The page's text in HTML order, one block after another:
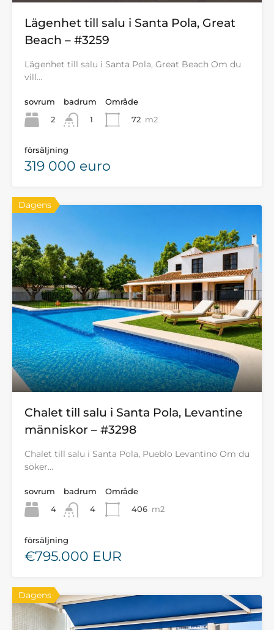
Lägenhet till salu i Santa Pola, Great
Beach – #3259
Lägenhet till salu i Santa Pola, Great Beach Om du
vill…
sovrum
2
badrum
1
Område
72 m2
försäljning
319 000 euro
Dagens
Chalet till salu i Santa Pola, Levantine
människor – #3298
Chalet till salu i Santa Pola, Pueblo Levantino Om du
söker…
sovrum
4
badrum
4
Område
406 m2
försäljning
€795.000 EUR
Dagens